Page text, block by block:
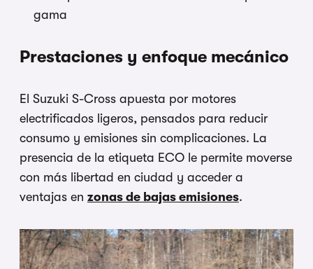
gama
Prestaciones y enfoque mecánico
El Suzuki S-Cross apuesta por motores
electrificados ligeros, pensados para reducir
consumo y emisiones sin complicaciones. La
presencia de la etiqueta ECO le permite moverse
con más libertad en ciudad y acceder a
ventajas en zonas de bajas emisiones.